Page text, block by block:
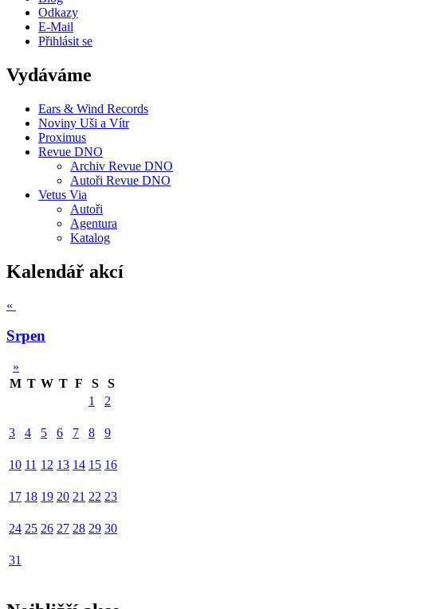
Odkazy
E-Mail
Přihlásit se
Vydáváme
Ears & Wind Records
Noviny Uši a Vítr
Proximus
Revue DNO
Archiv Revue DNO
Autoři Revue DNO
Vetus Via
Autoři
Agentura
Katalog
Kalendář akcí
«
Srpen
»
M T W T F S
S
1
2
3 4 5 6 7 8 9
10 11 12 13 14 15 16
17 18 19 20 21 22 23
24 25 26 27 28 29 30
31